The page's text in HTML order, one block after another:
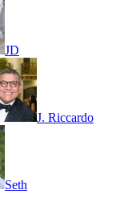
JD
J. Riccardo
Seth